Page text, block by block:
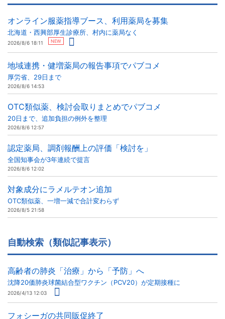
オンライン服薬指導ブース、利用薬局を募集
北海道・西興部厚生診療所、村内に薬局なく
2026/8/6 18:11 NEW
地域連携・健増薬局の報告事項でパブコメ
厚労省、29日まで
2026/8/6 14:53
OTC類似薬、検討会取りまとめでパブコメ
20日まで、追加負担の例外を整理
2026/8/6 12:57
認定薬局、調剤報酬上の評価「検討を」
全国知事会が3年連続で提言
2026/8/6 12:02
対象成分にラメルテオン追加
OTC類似薬、一増一減で合計変わらず
2026/8/5 21:58
自動検索（類似記事表示）
高齢者の肺炎「治療」から「予防」へ
沈降20価肺炎球菌結合型ワクチン（PCV20）が定期接種に
2026/4/13 12:03
フォシーガの共同販促終了